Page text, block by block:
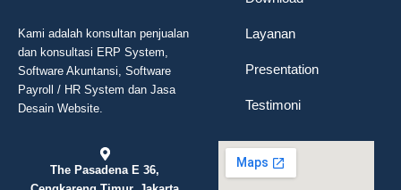
Kami adalah konsultan penjualan
dan konsultasi ERP System,
Software Akuntansi, Software
Payroll / HR System dan Jasa
Desain Website.
The Pasadena E 36,
Layanan
Presentation
Testimoni